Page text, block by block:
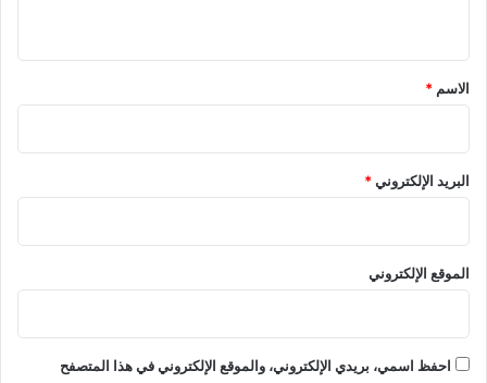
*
الاسم *
البريد الإلكتروني*
الموقع الإلكتروني
احفظ اسمي، بريدي الإلكتروني، والموقع الإلكتروني في هذا المتصفح